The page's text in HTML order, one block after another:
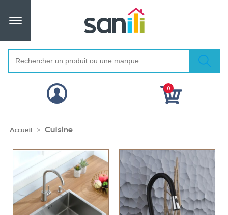
0
Accueil > Cuisine